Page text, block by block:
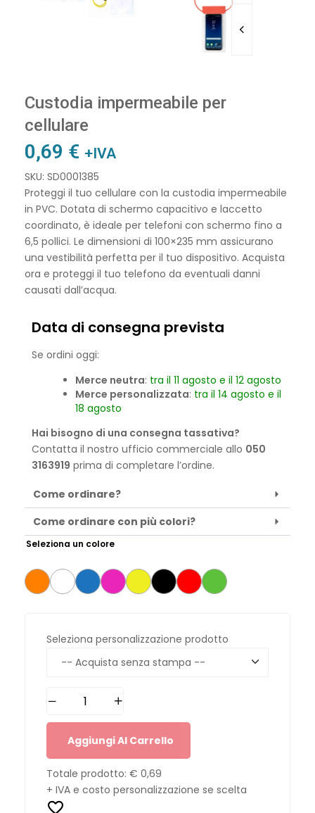
Custodia impermeabile per
cellulare
0,69 € +IVA
SKU: SD0001385
Proteggi il tuo cellulare con la custodia impermeabile
in PVC. Dotata di schermo capacitivo e laccetto
coordinato, è ideale per telefoni con schermo fino a
6,5 pollici. Le dimensioni di 100×235 mm assicurano
una vestibilità perfetta per il tuo dispositivo. Acquista
ora e proteggi il tuo telefono da eventuali danni
causati dall’acqua.
Data di consegna prevista
Se ordini oggi:
Merce neutra: tra il 11 agosto e il 12 agosto
Merce personalizzata: tra il 14 agosto e il
18 agosto
Hai bisogno di una consegna tassativa?
Contatta il nostro ufficio commerciale allo 050
3163919 prima di completare l’ordine.
Come ordinare?
Come ordinare con più colori?
Seleziona un colore
Seleziona personalizzazione prodotto
Aggiungi Al Carrello
Totale prodotto: € 0,69
+ IVA e costo personalizzazione se scelta